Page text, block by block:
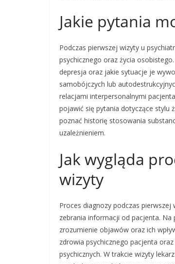
Jakie pytania
Podczas pierwszej wizyty u
psychicznego oraz życia
depresja oraz jakie sytuacje je
samobójczych lub
relacjami interpersonalnymi
pojawić się pytania dotyczące stylu
poznać historię stosowania
uzależnieniem.
Jak wygląda
wizyty
Proces diagnozy podczas
zebrania informacji od pacjenta. Na
zrozumienie objawów oraz ich
zdrowia psychicznego pacjenta
psychicznych. W trakcie wizyty